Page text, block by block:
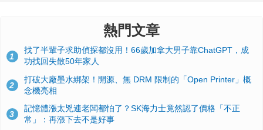
熱門文章
1
找了半輩子求助偵探都沒用！66歲加拿大男子靠ChatGPT，成
功找回失散50年家人
2
打破大廠墨水綁架！開源、無 DRM 限制的「Open Printer」概
念機亮相
3
記憶體漲太兇連老闆都怕了？SK海力士竟然認了價格「不正
常」：再漲下去不是好事